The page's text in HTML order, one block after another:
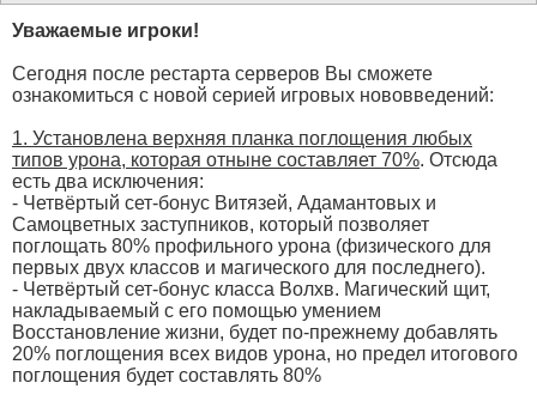
Уважаемые игроки!
Сегодня после рестарта серверов Вы сможете
ознакомиться с новой серией игровых нововведений:
1. Установлена верхняя планка поглощения любых
типов урона, которая отныне составляет 70%. Отсюда
есть два исключения:
- Четвёртый сет-бонус Витязей, Адамантовых и
Самоцветных заступников, который позволяет
поглощать 80% профильного урона (физического для
первых двух классов и магического для последнего).
- Четвёртый сет-бонус класса Волхв. Магический щит,
накладываемый с его помощью умением
Восстановление жизни, будет по-прежнему добавлять
20% поглощения всех видов урона, но предел итогового
поглощения будет составлять 80%